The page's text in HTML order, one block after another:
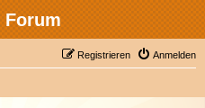
Forum
Anmelden
Registrieren